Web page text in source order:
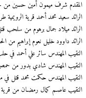
المقدم شرف ميمون أمين حسين من
الرائد سعيد محمد أحمد قرية
الرائد ميلاد جمال برهوم من سلحب
الرائد داوود خليل نعوم إبراهيم من
النقيب المهندس سائر علي أحمد في
النقيب المهندس شادي بدور من
النقيب المهندس حكمت محمد قتل
النقيب عاصـم كمال رمضـان من قرية